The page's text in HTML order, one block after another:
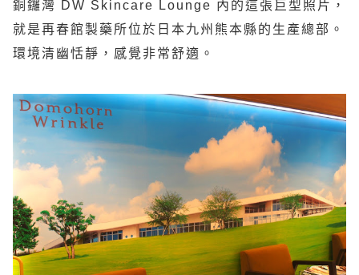
銅鑼灣 DW Skincare Lounge 內的這張巨型照片，
就是再春館製藥所位於日本九州熊本縣的生產總部。
環境清幽恬靜，感覺非常舒適。